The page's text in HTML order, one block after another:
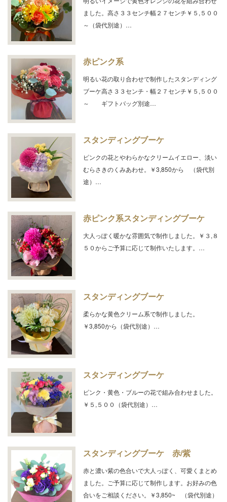
ました。高さ３３センチ幅２７センチ￥５,５００
～（袋代別途）…
赤ピンク系
明るい花の取り合わせで制作したスタンディング
ブーケ高さ３３センチ・幅２７センチ￥５,５００
～ ギフトバッグ別途…
スタンディングブーケ
ピンクの花とやわらかなクリームイエロー、淡い
むらさきのくみあわせ。￥3,850から （袋代別
途）…
赤ピンク系スタンディングブーケ
大人っぽく暖かな雰囲気で制作しました。￥３,８
５０からご予算に応じて制作いたします。…
スタンディングブーケ
柔らかな黄色クリーム系で制作しました。
￥3,850から（袋代別途）…
スタンディングブーケ
ピンク・黄色・ブルーの花で組み合わせました。
￥５,５００（袋代別途）…
スタンディングブーケ 赤/紫
赤と濃い紫の色合いで大人っぽく、可愛くまとめ
ました。ご予算に応じて制作します。お好みの色
合いをご相談ください。￥3,850~ （袋代別途）